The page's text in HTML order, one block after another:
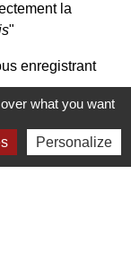
la
"
enregistrant
what you want
Personalize